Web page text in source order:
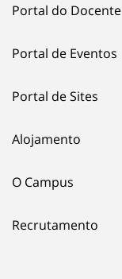
Portal do Docente
Portal de Eventos
Portal de Sites
Alojamento
O Campus
Recrutamento